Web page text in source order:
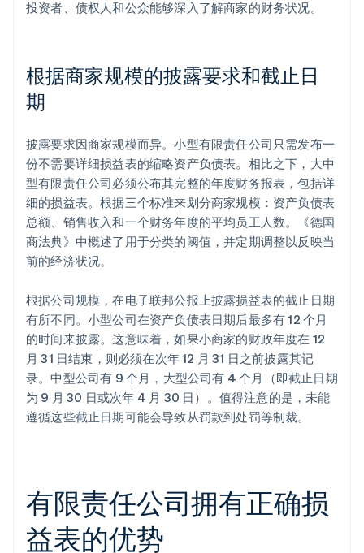
投资者、债权人和公众能够深入了解商家的财务状况。
根据商家规模的披露要求和截止日
期
披露要求因商家规模而异。小型有限责任公司只需发布一
份不需要详细损益表的缩略资产负债表。相比之下，大中
型有限责任公司必须公布其完整的年度财务报表，包括详
细的损益表。根据三个标准来划分商家规模：资产负债表
总额、销售收入和一个财务年度的平均员工人数。《德国
商法典》中概述了用于分类的阈值，并定期调整以反映当
前的经济状况。
根据公司规模，在电子联邦公报上披露损益表的截止日期
有所不同。小型公司在资产负债表日期后最多有 12 个月
的时间来披露。这意味着，如果小商家的财政年度在 12
月 31 日结束，则必须在次年 12 月 31 日之前披露其记
录。中型公司有 9 个月，大型公司有 4 个月（即截止日期
为 9 月 30 日或次年 4 月 30 日）。值得注意的是，未能
遵循这些截止日期可能会导致从罚款到处罚等制裁。
有限责任公司拥有正确损
益表的优势